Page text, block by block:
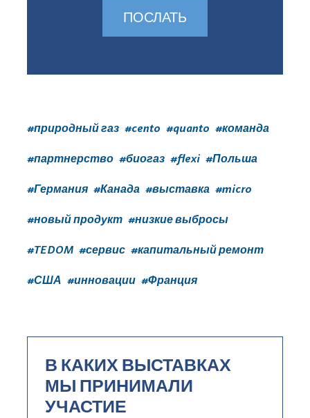
#природный газ #cento #quanto #команда
#партнерство #биогаз #flexi #Польша
#Германия #Канада #выставка #micro
#новый продукт #низкие выбросы
#TEDOM #сервис #капитальный ремонт
#США #инновации #Франция
В КАКИХ ВЫСТАВКАХ
МЫ ПРИНИМАЛИ
УЧАСТИЕ